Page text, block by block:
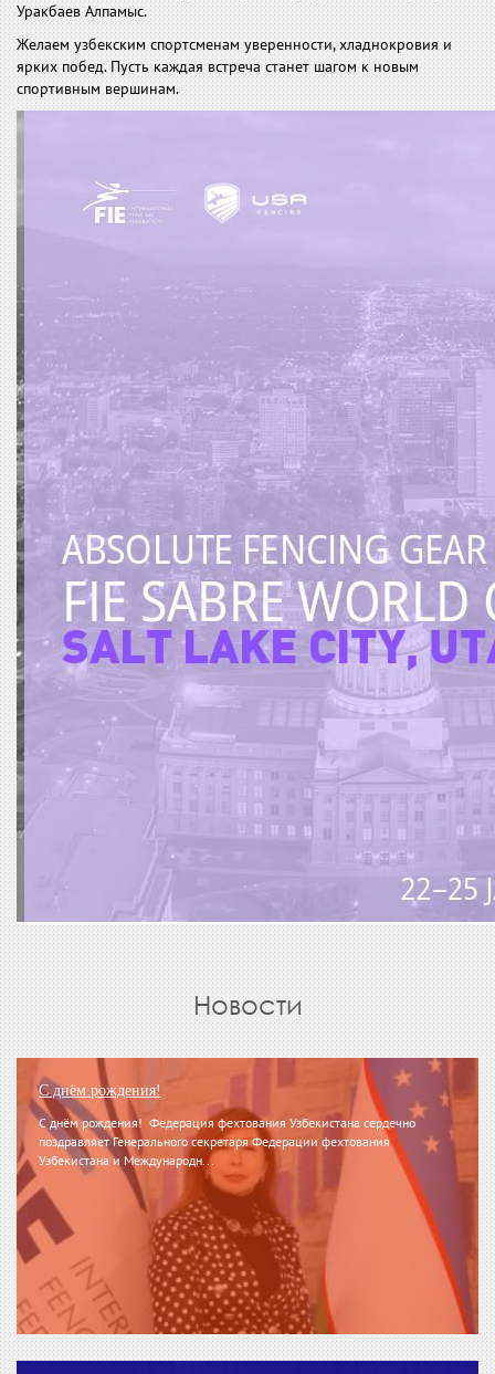
Уракбаев Алпамыс.
Желаем узбекским спортсменам уверенности, хладнокровия и
ярких побед. Пусть каждая встреча станет шагом к новым
спортивным вершинам.
Новости
С днём рождения!
С днём рождения! Федерация фехтования Узбекистана сердечно
поздравляет Генерального секретаря Федерации фехтования
Узбекистана и Международн...